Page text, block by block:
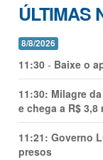
ÚLTIMAS
8/8/2026
11:30 - Baixe o
11:30: Milagre
e chega a R$ 3,8
11:21: Governo
presos